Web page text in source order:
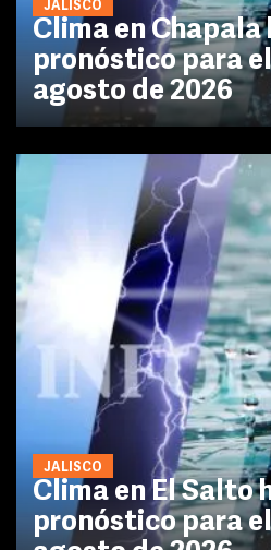
JALISCO
Clima en Chapala
pronóstico para
agosto de 2026
JALISCO
Clima en El Salto
pronóstico para